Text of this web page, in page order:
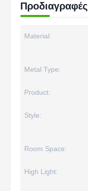
Προδιαγραφές
Material:
Metal Type:
Product:
Style:
Room Space:
High Light: